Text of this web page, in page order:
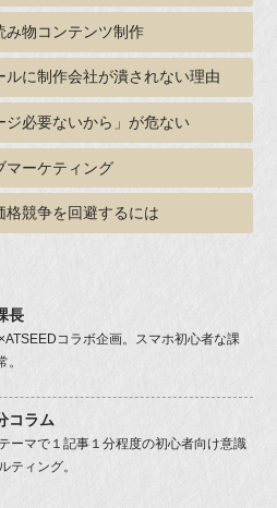
み物コンテンツ制作
に制作会社が潰されない理由
ジ必要ないから」が危ない
マーケティング
格競争を回避するには
長
コラボ企画。スマホ初心者な課
。
コラム
ーマで１記事１分程度の初心者向け意識
ティング。